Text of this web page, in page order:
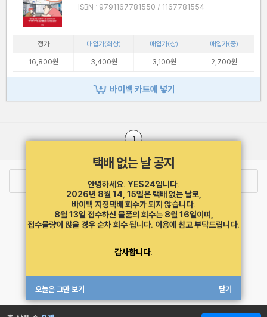
ISBN : 9791167781550 / 1167781554
정가 매입가(최상) 매입가(상)
매입가(중)
16,800원
3,400원 3,100원 2,700원
바이백 카트에 넣기
1
택배 없는 날 공지
안녕하세요. YES24입니다.
2026년 8월 14, 15일은 택배 없는 날로,
바이백 지정택배 회수가 되지 않습니다.
8월 13일 접수하신 물품의 회수는 8월 16일이며,
접수물량이 많을 경우 순차 회수 됩니다. 이용에 참고 부탁드립니다.
감사합니다.
오늘은 그만 보기 닫기
최근 본 상품
고객센터 1544-3800 티켓 1544-6399
중고샵 1566-4295
eBook 1:1문의/채팅상담
개인정보처리방침
도서홍보
광고
MATOM4